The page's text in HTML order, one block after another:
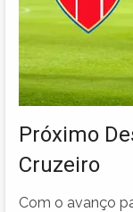
Próximo
Cruzeiro
Com o avanço